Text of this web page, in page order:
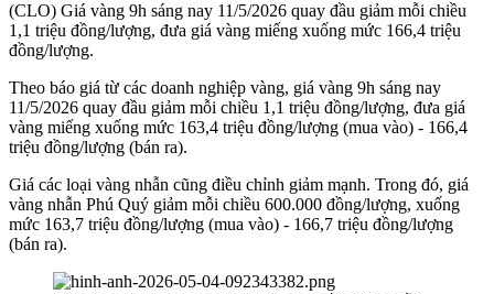
(CLO) Giá vàng 9h sáng nay 11/5/2026 quay đầu giảm mỗi chiều
1,1 triệu đồng/lượng, đưa giá vàng miếng xuống mức 166,4 triệu
đồng/lượng.
Theo báo giá từ các doanh nghiệp vàng, giá vàng 9h sáng nay
11/5/2026 quay đầu giảm mỗi chiều 1,1 triệu đồng/lượng, đưa giá
vàng miếng xuống mức 163,4 triệu đồng/lượng (mua vào) - 166,4
triệu đồng/lượng (bán ra).
Giá các loại vàng nhẫn cũng điều chỉnh giảm mạnh. Trong đó, giá
vàng nhẫn Phú Quý giảm mỗi chiều 600.000 đồng/lượng, xuống
mức 163,7 triệu đồng/lượng (mua vào) - 166,7 triệu đồng/lượng
(bán ra).